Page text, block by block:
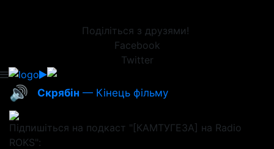
Поділіться з друзями!
Facebook
Twitter
🔊 Скрябін — Кінець фільму
Підпишіться на подкаст "[КАМТУГЕЗА] на Radio
ROKS":